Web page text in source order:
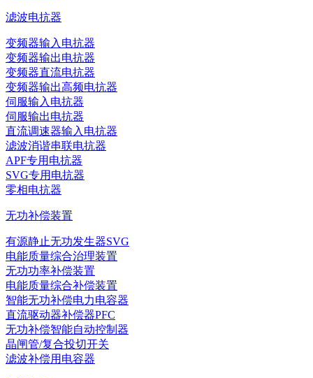
滤波电抗器
变频器输入电抗器
变频器输出电抗器
变频器直流电抗器
变频器输出高频电抗器
伺服输入电抗器
伺服输出电抗器
直流调速器输入电抗器
滤波消谐串联电抗器
APF专用电抗器
SVG专用电抗器
零相电抗器
无功补偿装置
有源静止无功发生器SVG
电能质量综合治理装置
无功功率补偿装置
电能质量综合补偿装置
智能无功补偿电力电容器
直流驱动器补偿器PFC
无功补偿智能自动控制器
晶闸管/复合投切开关
滤波补偿用电容器